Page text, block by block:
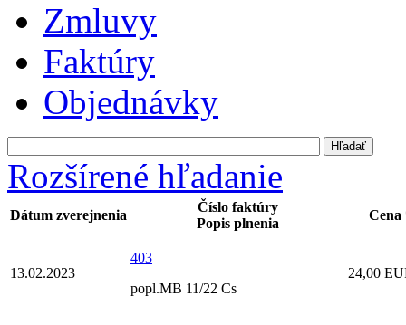
Zmluvy
Faktúry
Objednávky
Rozšírené hľadanie
Dátum zverejnenia
Číslo faktúry
Popis plnenia
Cena
13.02.2023
403
popl.MB 11/22 Cs
24,00